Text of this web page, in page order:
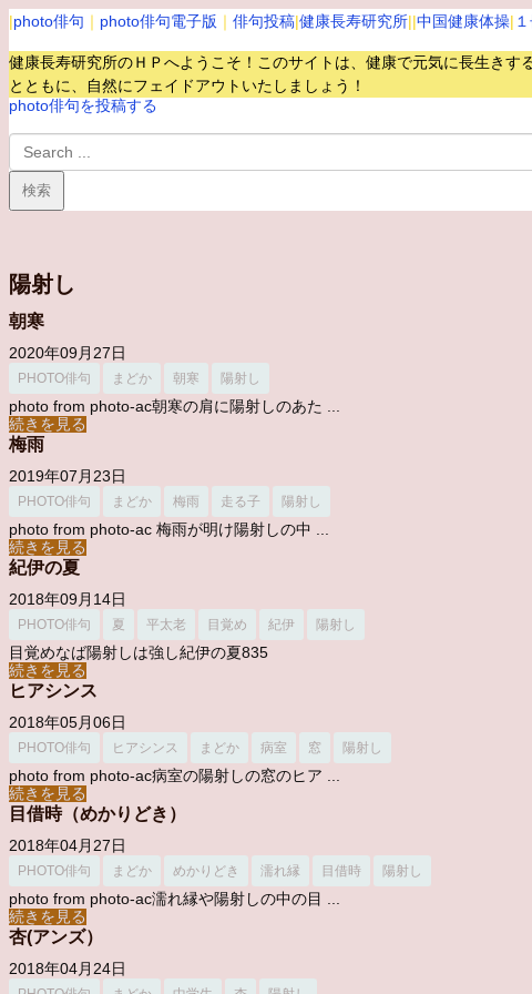
|photo俳句 ｜ photo俳句電子版 ｜ 俳句投稿|健康長寿研究所||中国健康体操|
健康長寿研究所のＨＰへようこそ！このサイトは、健康で元気に長生きす
とともに、自然にフェイドアウトいたしましょう！
photo俳句を投稿する
陽射し
朝寒
2020年09月27日
PHOTO俳句 まどか 朝寒 陽射し
photo from photo-ac朝寒の肩に陽射しのあた ...
続きを見る
梅雨
2019年07月23日
PHOTO俳句 まどか 梅雨 走る子 陽射し
photo from photo-ac 梅雨が明け陽射しの中 ...
続きを見る
紀伊の夏
2018年09月14日
PHOTO俳句 夏 平太老 目覚め 紀伊 陽射し
目覚めなば陽射しは強し紀伊の夏835
続きを見る
ヒアシンス
2018年05月06日
PHOTO俳句 ヒアシンス まどか 病室 窓 陽射し
photo from photo-ac病室の陽射しの窓のヒア ...
続きを見る
目借時（めかりどき）
2018年04月27日
PHOTO俳句 まどか めかりどき 濡れ縁 目借時 陽射し
photo from photo-ac濡れ縁や陽射しの中の目 ...
続きを見る
杏(アンズ）
2018年04月24日